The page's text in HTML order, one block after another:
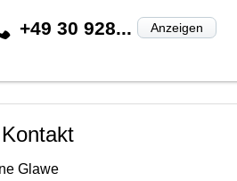
+49 30 928... Anzeigen
Glawe